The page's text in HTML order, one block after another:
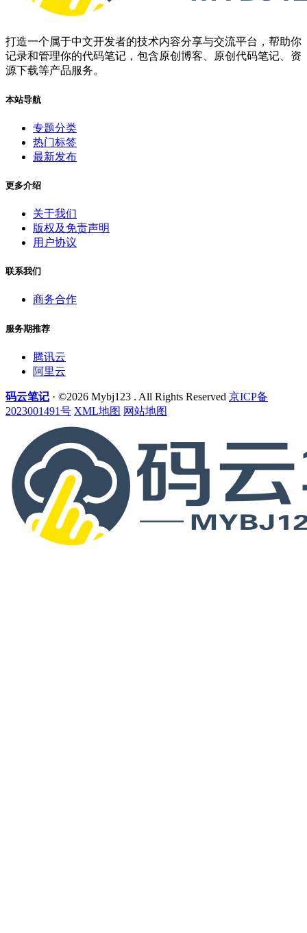
打造一个属于中文开发者的技术内容分享与交流平台，帮助你
记录和管理你的代码笔记，包含原创博客、原创代码笔记、资
源下载等产品服务。
本站导航
专题分类
热门标签
最新发布
更多介绍
关于我们
版权及免责声明
用户协议
联系我们
商务合作
服务期推荐
腾讯云
阿里云
码云笔记 · ©2026 Mybj123 . All Rights Reserved 京ICP备
2023001491号 XML地图 网站地图